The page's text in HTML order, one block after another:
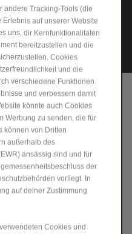
die Wartungskosten im
um 1/3. Die serienmäßigen
eine lange Lebensdauer und
JEDEN
Sie ein leidenschaftlicher
Sie gerne mit Freunden?
Jeder findet bei
zu seinem Renegade und zu
passt.
Tracking‑Tools (die
Erlebnis auf unserer Website
uns, dir Kernfunktionalitäten
bereitzustellen und die
Cookies
und die
verschiedene Funktionen
und verbessern damit
könnte auch Cookies
Werbung zu senden, die für
können von Dritten
außerhalb des
ansässig sind und für
der
vorliegt. In
auf deiner Zustimmung
Cookies und